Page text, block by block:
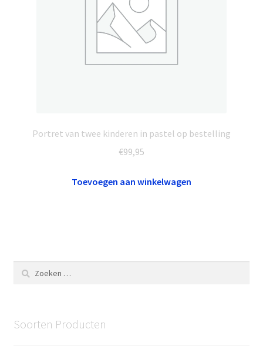
Portret van twee kinderen in pastel op bestelling
€99,95
Toevoegen aan winkelwagen
Zoeken
naar:
Soorten Producten